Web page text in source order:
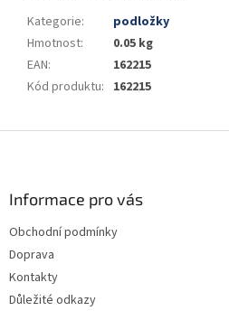
Kategorie:
podložky
Hmotnost:
0.05 kg
EAN:
162215
Kód produktu: 162215
Informace pro vás
Obchodní podmínky
Doprava
Kontakty
Důležité odkazy